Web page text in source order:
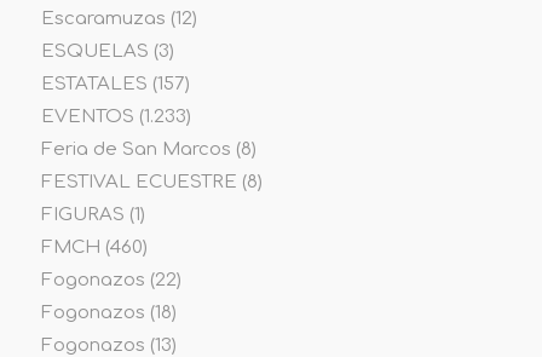
Escaramuzas (12)
ESQUELAS (3)
ESTATALES (157)
EVENTOS (1.233)
Feria de San Marcos (8)
FESTIVAL ECUESTRE (8)
FIGURAS (1)
FMCH (460)
Fogonazos (22)
Fogonazos (18)
Fogonazos (13)